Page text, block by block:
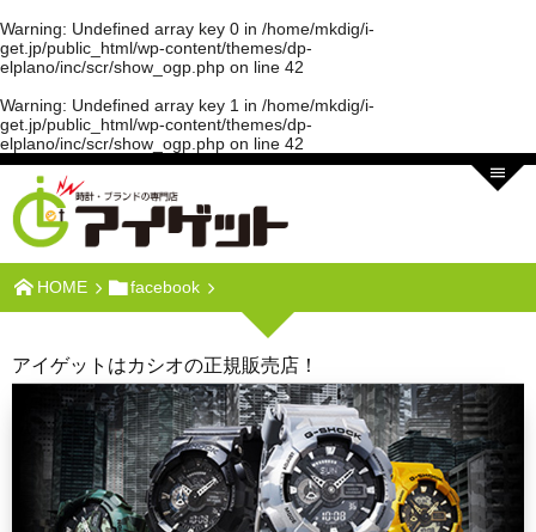
Warning: Undefined array key 0 in /home/mkdig/i-
get.jp/public_html/wp-content/themes/dp-
elplano/inc/scr/show_ogp.php on line 42
Warning: Undefined array key 1 in /home/mkdig/i-
get.jp/public_html/wp-content/themes/dp-
elplano/inc/scr/show_ogp.php on line 42
HOME facebook
アイゲットはカシオの正規販売店！